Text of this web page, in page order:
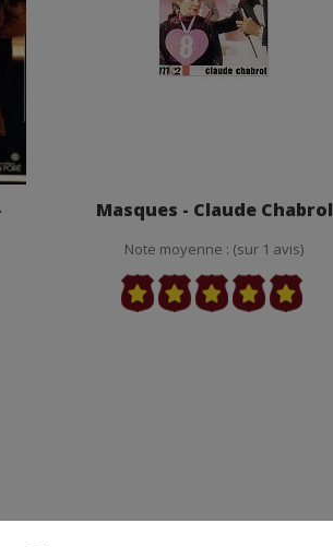
Masques - Claude Chabrol
Note moyenne : (sur 1 avis)